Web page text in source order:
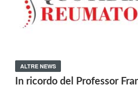
ALTRE NEWS
In ricordo del Professor